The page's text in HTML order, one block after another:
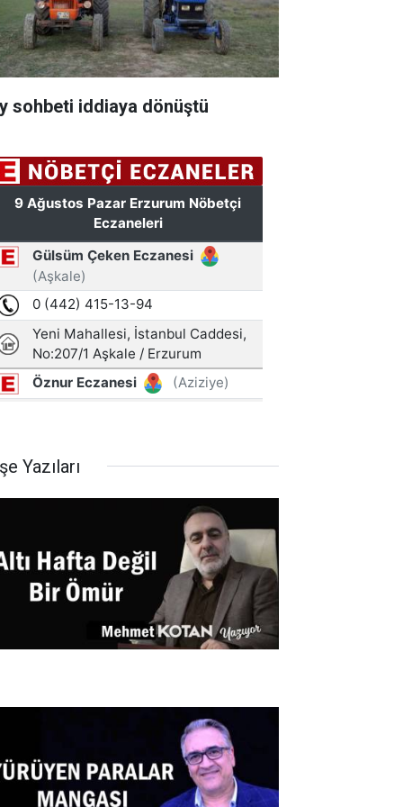
sohbeti iddiaya dönüştü
Yazıları